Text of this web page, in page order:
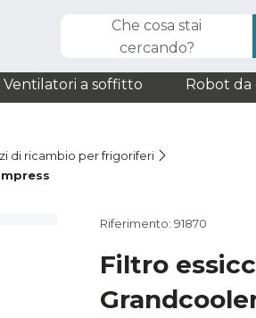
Che cosa stai
cercando?
Ventilatori a soffitto Robot da
di ricambio per frigoriferi
Riferimento: 91870
Filtro